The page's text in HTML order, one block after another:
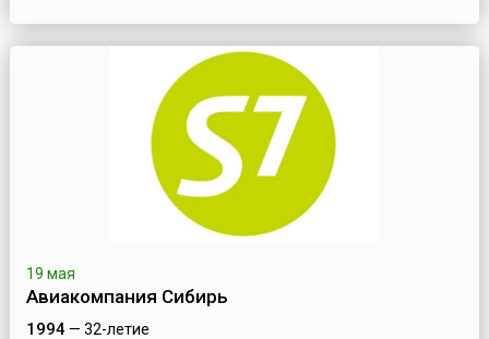
19 мая
Авиакомпания Сибирь
1994— 32-летие